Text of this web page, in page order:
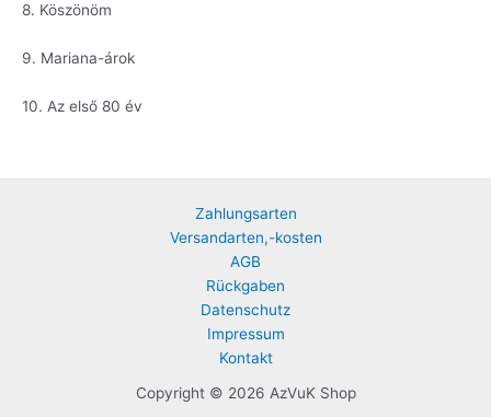
8. Köszönöm
9. Mariana-árok
10. Az első 80 év
Zahlungsarten
Versandarten,-kosten
AGB
Rückgaben
Datenschutz
Impressum
Kontakt
Copyright © 2026 AzVuK Shop